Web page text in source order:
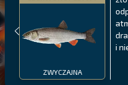
ZWYCZAJNA
i